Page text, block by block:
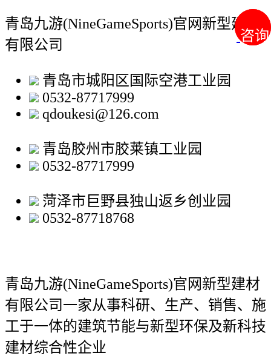
咨询
咨询
青岛九游(NineGameSports)官网新型建材
有限公司
青岛市城阳区国际空港工业园
0532-87717999
qdoukesi@126.com
青岛胶州市胶莱镇工业园
0532-87717999
菏泽市巨野县独山返乡创业园
0532-87718768
青岛九游(NineGameSports)官网新型建材
有限公司一家从事科研、生产、销售、施
工于一体的建筑节能与新型环保及新科技
建材综合性企业